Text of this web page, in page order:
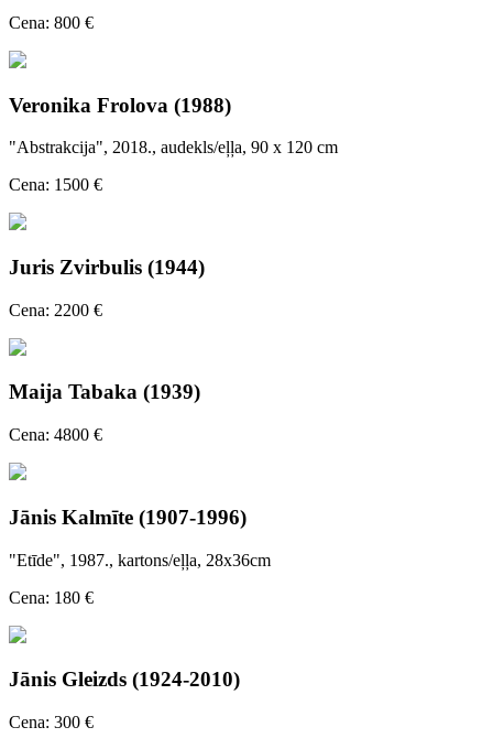
Cena: 800 €
Veronika Frolova (1988)
"Abstrakcija", 2018., audekls/eļļa, 90 x 120 cm
Cena: 1500 €
Juris Zvirbulis (1944)
Cena: 2200 €
Maija Tabaka (1939)
Cena: 4800 €
Jānis Kalmīte (1907-1996)
"Etīde", 1987., kartons/eļļa, 28x36cm
Cena: 180 €
Jānis Gleizds (1924-2010)
Cena: 300 €